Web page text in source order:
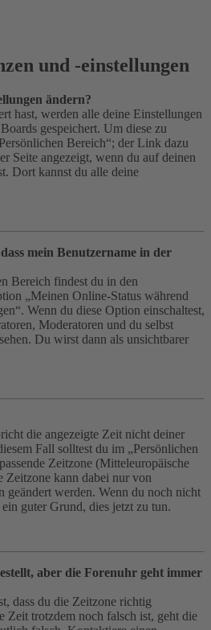
und -einstellungen
ändern?
hast, werden alle deine Einstellungen
gespeichert. Um diese zu
Bereich“; der Link dazu
Seite angezeigt, wenn du auf deinen
Dort kannst du alle deine
mein Benutzername in der
Bereich findest du in den
„Meinen Online-Status während
Wenn du diese Option einschaltest,
Moderatoren und du selbst
Du wirst dann als unsichtbarer
die angezeigte Zeit nicht deiner
Fall solltest du im „Persönlichen
Zeitzone (Mitteleuropäische
Zeitzone kann dabei nur von
geändert werden. Wenn du noch nicht
guter Grund, dies jetzt zu tun.
aber die Forenuhr geht immer
dass du die Zeitzone richtig
Zeit trotzdem noch falsch ist, geht die